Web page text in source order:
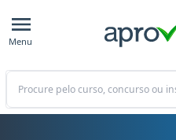
Menu
Buscar